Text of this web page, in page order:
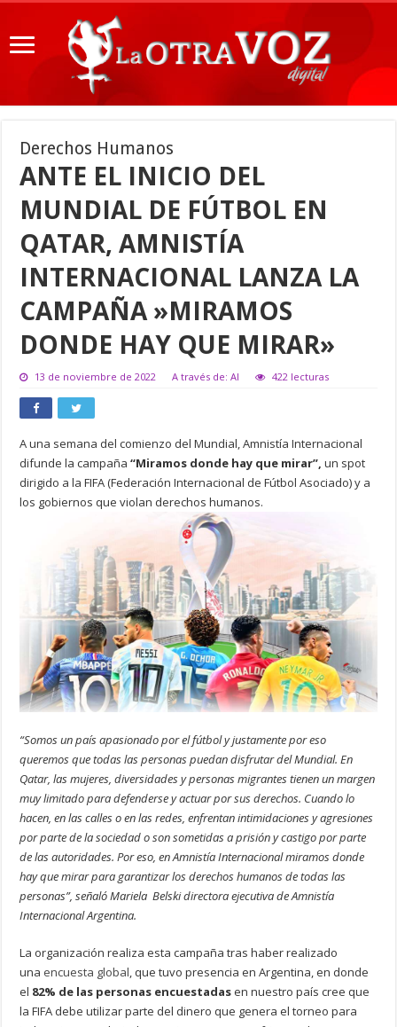
Derechos Humanos
ANTE EL INICIO DEL
MUNDIAL DE FÚTBOL EN
QATAR, AMNISTÍA
INTERNACIONAL LANZA LA
CAMPAÑA »MIRAMOS
DONDE HAY QUE MIRAR»
13 de noviembre de 2022 A través de: AI 422 lecturas
A una semana del comienzo del Mundial, Amnistía Internacional
difunde la campaña“Miramos donde hay que mirar”, un spot
dirigido a la FIFA (Federación Internacional de Fútbol Asociado) y a
los gobiernos que violan derechos humanos.
“Somos un país apasionado por el fútbol y justamente por eso
queremos que todas las personas puedan disfrutar del Mundial. En
Qatar, las mujeres, diversidades y personas migrantes tienen un margen
muy limitado para defenderse y actuar por sus derechos. Cuando lo
hacen, en las calles o en las redes, enfrentan intimidaciones y agresiones
por parte de la sociedad o son sometidas a prisión y castigo por parte
de las autoridades. Por eso, en Amnistía Internacional miramos donde
hay que mirar para garantizar los derechos humanos de todas las
personas”, señaló Mariela Belski directora ejecutiva de Amnistía
Internacional Argentina.
La organización realiza esta campaña tras haber realizado
una encuesta global, que tuvo presencia en Argentina, en donde
el 82% de las personas encuestadasen nuestro país cree que
la FIFA debe utilizar parte del dinero que genera el torneo para